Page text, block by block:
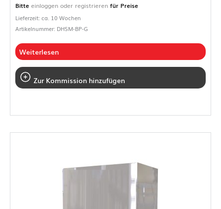
Bitte einloggen oder registrieren für Preise
Lieferzeit: ca. 10 Wochen
Artikelnummer: DHSM-BP-G
Weiterlesen
Zur Kommission hinzufügen